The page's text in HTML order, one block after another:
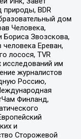
природы, BDR
дом
Человека,
Бориса Звозскова,
Ереван,
лосося, TVR
им
журналистов
Россию,
Финланд,
и
Сторожевой